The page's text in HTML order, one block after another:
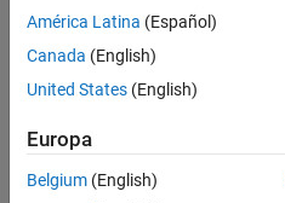
Interactive Report Program Builder
Simulink Report Generator
América Latina (Español)
Canada (English)
United States (English)
Europa
Belgium (English)
Trust Center